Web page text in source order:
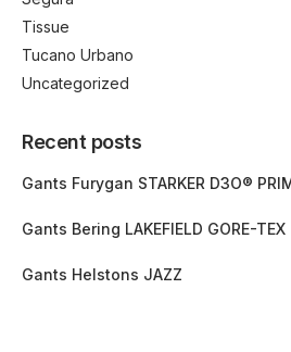
Tissue
Tucano Urbano
Uncategorized
Recent posts
Gants Furygan STARKER D3O®
Gants Bering LAKEFIELD GORE-TEX
Gants Helstons JAZZ